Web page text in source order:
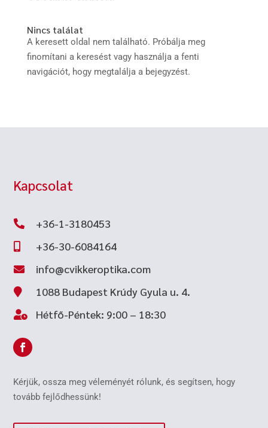
Nincs találat
A keresett oldal nem található. Próbálja meg
finomítani a keresést vagy használja a fenti
navigációt, hogy megtalálja a bejegyzést.
Kapcsolat
 +36-1-3180453
 +36-30-6084164
 info@cvikkeroptika.com
 1088 Budapest Krúdy Gyula u. 4.
 Hétfő-Péntek: 9:00 – 18:30
Kérjük, ossza meg véleményét rólunk, és segítsen, hogy
tovább fejlődhessünk!